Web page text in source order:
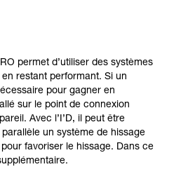
ce complément
votre capacité à refaire
seul, en toute sécurité, avant
en autonomie.
exemples de techniques
Il peut en exister d’autres
pas ici.
permet d’utiliser des systèmes
restant performant. Si un
pour gagner en
sur le point de connexion
Avec l’I’D, il peut être
un système de hissage
favoriser le hissage. Dans ce